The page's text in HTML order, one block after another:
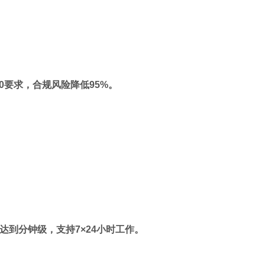
求，合规风险降低95%。
到分钟级，支持7×24小时工作。